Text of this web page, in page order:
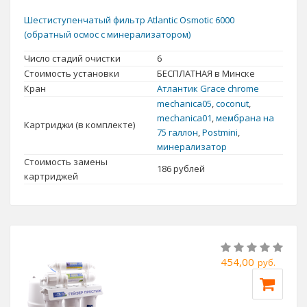
бюджета. Из-за повышенной жесткости при стирке и умывании
перерасход моющих средств составляет 30-50%. При
взаимодействии солей кальция и магния с мылом, стиральным
порошком, шампунем образуются нерастворимые мыльные
Шестиступенчатый фильтр Atlantic Osmotic 6000
(обратный осмос с минерализатором)
Число стадий очистки
6
Стоимость установки
БЕСПЛАТНАЯ в Минске
Кран
Атлантик Grace chrome
Картриджи (в комплекте)
mechanica05 coconut
mechanica01 мембрана на
75 галлон Postmini
минерализатор
Стоимость замены
картриджей
186рублей
454,00 руб.